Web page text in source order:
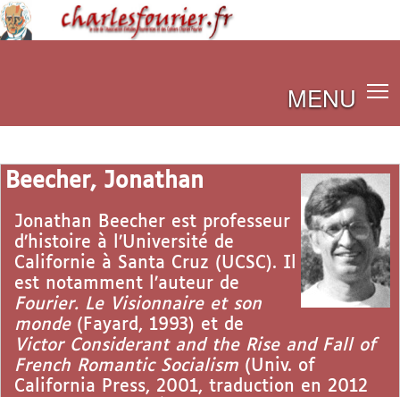
MENU
Beecher, Jonathan
Jonathan Beecher est professeur
d’histoire à l’Université de
Californie à Santa Cruz (UCSC). Il
est notamment l’auteur de
Fourier. Le Visionnaire et son
monde(Fayard, 1993) et de
Victor Considerant and the Rise and Fall of
French Romantic Socialism (Univ. of
California Press, 2001, traduction en 2012